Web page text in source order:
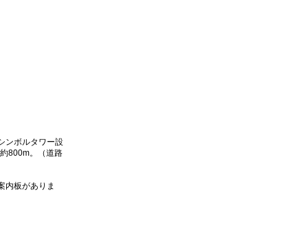
ンボルタワー設
800m。（道路
内板がありま